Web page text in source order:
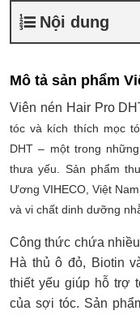
Nội dung
Mô tả sản phẩm
Viên nén Hair Pro
tóc và kích thích mọc
DHT – một trong
thưa yếu. Sản phẩm
Ương VIHECO, Việt
và vi chất dinh dưỡng
Công thức chứa
Hà thủ ô đỏ, Biotin
thiết yếu giúp hỗ trợ
của sợi tóc. Sản